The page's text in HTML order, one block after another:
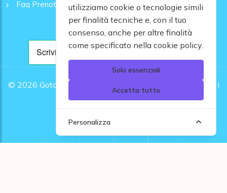
Faq Prenotazione Spiagge
© 2026 Gotomare srl - Partita IVA 12948810960 .
Tutti i
diritti riservati.
utilizziamo cookie o tecnologie simili
per finalità tecniche e, con il tuo
consenso, anche per altre finalità
come specificato nella cookie policy.
Solo essenziali
Accetta tutto
Personalizza